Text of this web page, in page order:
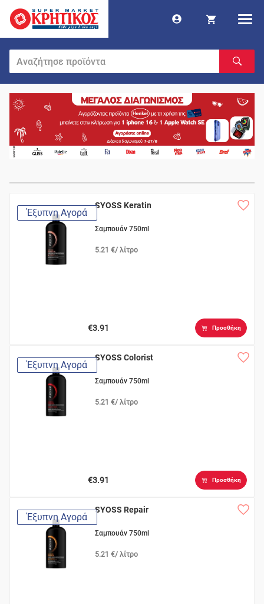
Έξυπνη Αγορά
SYOSS Keratin
Σαμπουάν 750ml
5.21 €/ λίτρο
€3.91 Προσθήκη
Έξυπνη Αγορά
SYOSS Colorist
Σαμπουάν 750ml
5.21 €/ λίτρο
€3.91 Προσθήκη
Έξυπνη Αγορά
SYOSS Repair
Σαμπουάν 750ml
5.21 €/ λίτρο